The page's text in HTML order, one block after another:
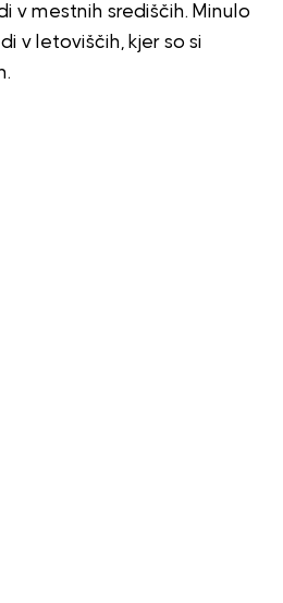
v mestnih središčih. Minulo
v letoviščih, kjer so si